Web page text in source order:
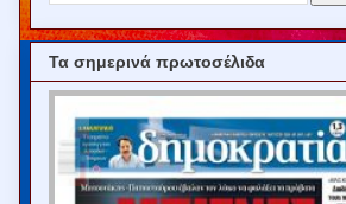
Τα σημερινά πρωτοσέλιδα